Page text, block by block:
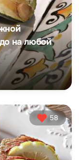
на любой
58